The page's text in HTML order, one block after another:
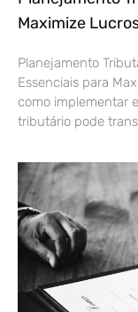
Maximize
Planejamento
Essenciais para
como implementar
tributário pode